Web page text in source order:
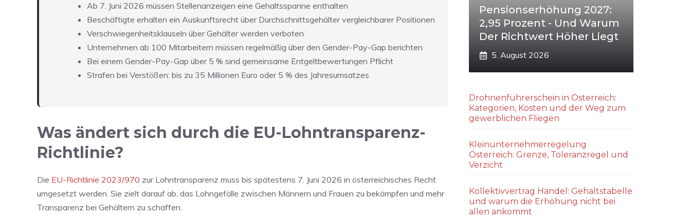
Ab 7. Juni 2026 müssen Stellenanzeigen eine Gehaltsspanne enthalten
Beschäftigte erhalten ein Auskunftsrecht über Durchschnittsgehälter vergleichbarer Positionen
Verschwiegenheitsklauseln über Gehälter werden verboten
Unternehmen ab 100 Mitarbeitern müssen regelmäßig über den Gender-Pay-Gap berichten
Bei einem Gender-Pay-Gap über 5 % sind gemeinsame Entgeltbewertungen Pflicht
Strafen bei Verstößen: bis zu 35 Millionen Euro oder 5 % des Jahresumsatzes
Was ändert sich durch die EU-Lohntransparenz-
Richtlinie?
Die EU-Richtlinie 2023/970 zur Lohntransparenz muss bis spätestens 7. Juni 2026 in österreichisches Recht
umgesetzt werden. Sie zielt darauf ab, das Lohngefälle zwischen Männern und Frauen zu bekämpfen und mehr
Transparenz bei Gehältern zu schaffen.
Pensionserhöhung 2027:
2,95 Prozent - Und Warum
Der Richtwert Höher Liegt
5. August 2026
Drohnenführerschein in Österreich:
Kategorien, Kosten und der Weg zum
gewerblichen Fliegen
Kleinunternehmerregelung
Österreich: Grenze, Toleranzregel und
Verzicht
Kollektivvertrag Handel: Gehaltstabelle
und warum die Erhöhung nicht bei
allen ankommt